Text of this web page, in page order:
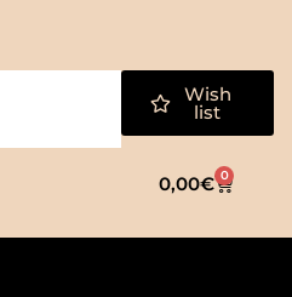
Wish
list
0,00€ 0